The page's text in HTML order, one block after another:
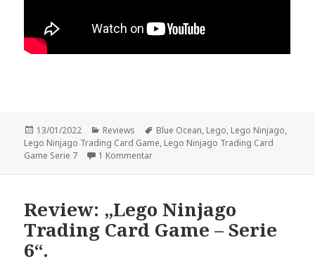
Veröffentlicht
am
13/01/2022 Kategorien
Reviews Schlagwörter
Blue Ocean, Lego, Lego Ninjago,
Lego Ninjago Trading Card Game, Lego Ninjago Trading Card
Game Serie 7
1 Kommentarzu Review: „Lego Ninjago Trading Card
Review: „Lego Ninjago
Trading Card Game – Serie
6“.